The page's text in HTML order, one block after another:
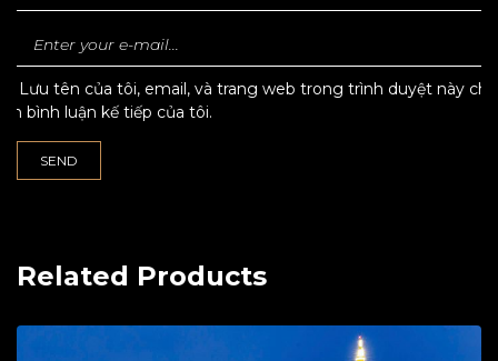
Lưu tên của tôi, email, và trang web trong trình duyệt này cho
lần bình luận kế tiếp của tôi.
Related Products